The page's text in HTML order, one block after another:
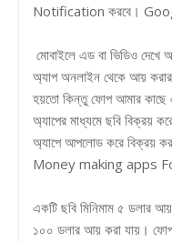
Notification করবে।
মোবাইলে এড বা ভিডিও
অ্যাপ অনলাইন থেকে আয়
হয়তো কিন্তু ফোপ আমার কাছে
অ্যাপের মাধ্যমে ছবি বিক্রয়
অ্যাপে আপলোড করে বিক্রয়
Money making apps
একটি ছবি মিনিমাম ৫ ডলার
১০০ ডলার আয় করা যায়। ফোপ